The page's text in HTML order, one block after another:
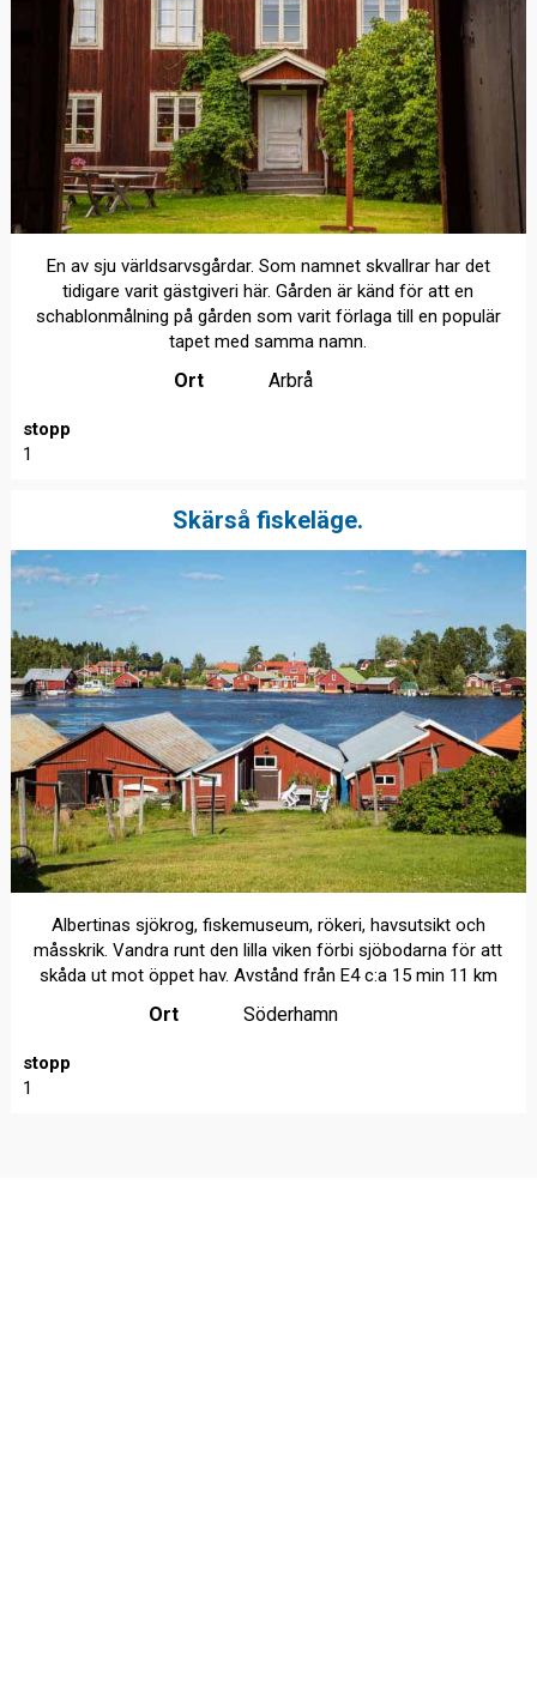
En av sju världsarvsgårdar. Som namnet skvallrar har det
tidigare varit gästgiveri här. Gården är känd för att en
schablonmålning på gården som varit förlaga till en populär
tapet med samma namn.
Ort Arbrå
stopp
1
Skärså fiskeläge.
Albertinas sjökrog, fiskemuseum, rökeri, havsutsikt och
måsskrik. Vandra runt den lilla viken förbi sjöbodarna för att
skåda ut mot öppet hav. Avstånd från E4 c:a 15 min 11 km
Ort Söderhamn
stopp
1